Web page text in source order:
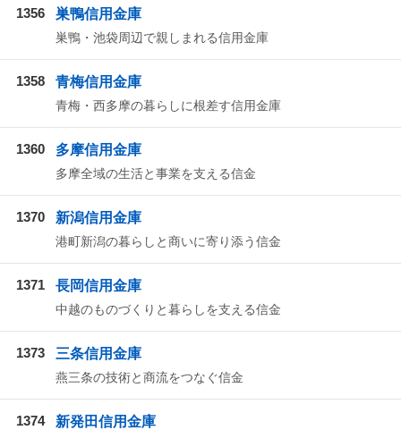
1356 巣鴨信用金庫
巣鴨・池袋周辺で親しまれる信用金庫
1358 青梅信用金庫
青梅・西多摩の暮らしに根差す信用金庫
1360 多摩信用金庫
多摩全域の生活と事業を支える信金
1370 新潟信用金庫
港町新潟の暮らしと商いに寄り添う信金
1371 長岡信用金庫
中越のものづくりと暮らしを支える信金
1373 三条信用金庫
燕三条の技術と商流をつなぐ信金
1374 新発田信用金庫